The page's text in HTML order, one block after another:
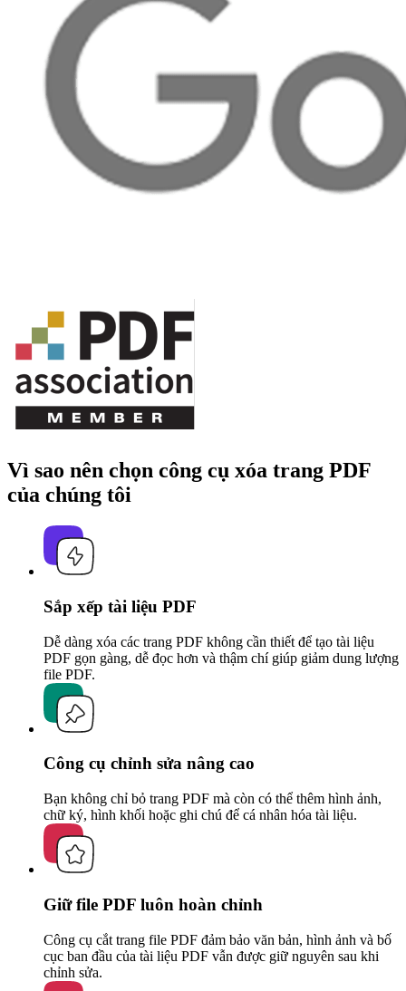
Vì sao nên chọn công cụ xóa trang PDF
của chúng tôi
Sắp xếp tài liệu PDF
Dễ dàng xóa các trang PDF không cần thiết để tạo tài liệu
PDF gọn gàng, dễ đọc hơn và thậm chí giúp giảm dung lượng
file PDF.
Công cụ chỉnh sửa nâng cao
Bạn không chỉ bỏ trang PDF mà còn có thể thêm hình ảnh,
chữ ký, hình khối hoặc ghi chú để cá nhân hóa tài liệu.
Giữ file PDF luôn hoàn chỉnh
Công cụ cắt trang file PDF đảm bảo văn bản, hình ảnh và bố
cục ban đầu của tài liệu PDF vẫn được giữ nguyên sau khi
chỉnh sửa.